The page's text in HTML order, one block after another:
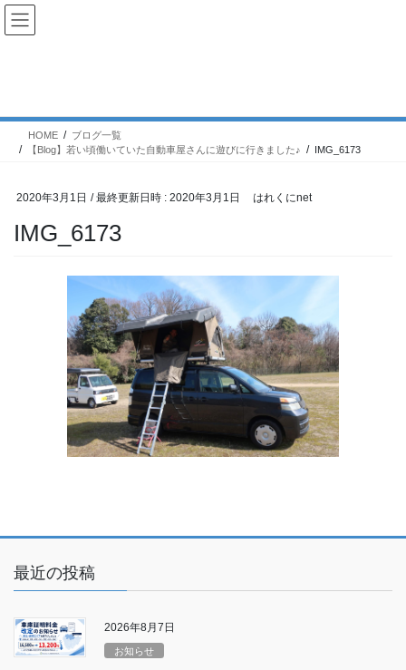
コ
ン
ス
ナ
ビ
ン
HOME
ブログ一覧
【Blog】若い頃働いていた自動車屋さんに遊びに行きました♪
IMG_6173
2020年3月1日 / 最終更新日時 : 2020年3月1日 はれくにnet
IMG_6173
最近の投稿
2026年8月7日
お知らせ